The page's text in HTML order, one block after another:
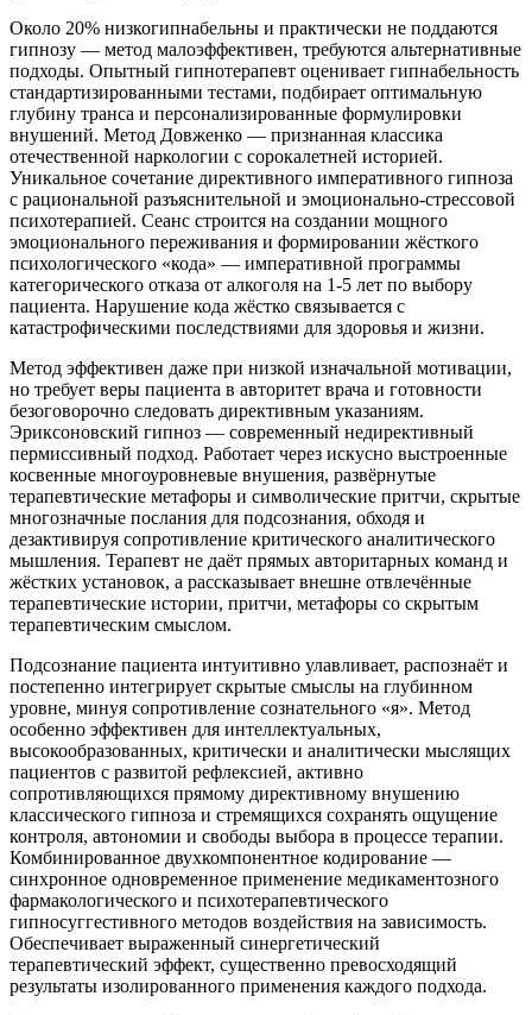
Около 20% низкогипнабельны и практически не поддаются
гипнозу — метод малоэффективен, требуются альтернативные
подходы. Опытный гипнотерапевт оценивает гипнабельность
стандартизированными тестами, подбирает оптимальную
глубину транса и персонализированные формулировки
внушений. Метод Довженко — признанная классика
отечественной наркологии с сорокалетней историей.
Уникальное сочетание директивного императивного гипноза
с рациональной разъяснительной и эмоционально-стрессовой
психотерапией. Сеанс строится на создании мощного
эмоционального переживания и формировании жёсткого
психологического «кода» — императивной программы
категорического отказа от алкоголя на 1-5 лет по выбору
пациента. Нарушение кода жёстко связывается с
катастрофическими последствиями для здоровья и жизни.
Метод эффективен даже при низкой изначальной мотивации,
но требует веры пациента в авторитет врача и готовности
безоговорочно следовать директивным указаниям.
Эриксоновский гипноз — современный недирективный
пермиссивный подход. Работает через искусно выстроенные
косвенные многоуровневые внушения, развёрнутые
терапевтические метафоры и символические притчи, скрытые
многозначные послания для подсознания, обходя и
дезактивируя сопротивление критического аналитического
мышления. Терапевт не даёт прямых авторитарных команд и
жёстких установок, а рассказывает внешне отвлечённые
терапевтические истории, притчи, метафоры со скрытым
терапевтическим смыслом.
Подсознание пациента интуитивно улавливает, распознаёт и
постепенно интегрирует скрытые смыслы на глубинном
уровне, минуя сопротивление сознательного «я». Метод
особенно эффективен для интеллектуальных,
высокообразованных, критически и аналитически мыслящих
пациентов с развитой рефлексией, активно
сопротивляющихся прямому директивному внушению
классического гипноза и стремящихся сохранять ощущение
контроля, автономии и свободы выбора в процессе терапии.
Комбинированное двухкомпонентное кодирование —
синхронное одновременное применение медикаментозного
фармакологического и психотерапевтического
гипносуггестивного методов воздействия на зависимость.
Обеспечивает выраженный синергетический
терапевтический эффект, существенно превосходящий
результаты изолированного применения каждого подхода.